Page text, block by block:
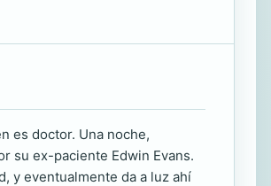
es doctor. Una noche,
su ex-paciente Edwin Evans.
y eventualmente da a luz ahí